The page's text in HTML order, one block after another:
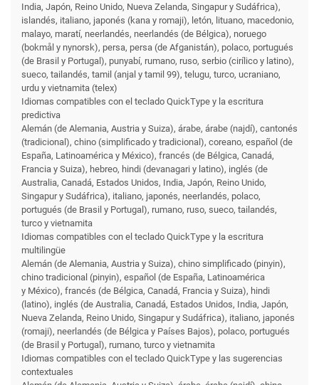
India, Japón, Reino Unido, Nueva Zelanda, Singapur y Sudáfrica),
islandés, italiano, japonés (kana y romaji), letón, lituano, macedonio,
malayo, maratí, neerlandés, neerlandés (de Bélgica), noruego
(bokmål y nynorsk), persa, persa (de Afganistán), polaco, portugués
(de Brasil y Portugal), punyabí, rumano, ruso, serbio (cirílico y latino),
sueco, tailandés, tamil (anjal y tamil 99), telugu, turco, ucraniano,
urdu y vietnamita (telex)
Idiomas compatibles con el teclado QuickType y la escritura
predictiva
Alemán (de Alemania, Austria y Suiza), árabe, árabe (najdí), cantonés
(tradicional), chino (simplificado y tradicional), coreano, español (de
España, Latinoamérica y México), francés (de Bélgica, Canadá,
Francia y Suiza), hebreo, hindi (devanagari y latino), inglés (de
Australia, Canadá, Estados Unidos, India, Japón, Reino Unido,
Singapur y Sudáfrica), italiano, japonés, neerlandés, polaco,
portugués (de Brasil y Portugal), rumano, ruso, sueco, tailandés,
turco y vietnamita
Idiomas compatibles con el teclado QuickType y la escritura
multilingüe
Alemán (de Alemania, Austria y Suiza), chino simplificado (pinyin),
chino tradicional (pinyin), español (de España, Latinoamérica
y México), francés (de Bélgica, Canadá, Francia y Suiza), hindi
(latino), inglés (de Australia, Canadá, Estados Unidos, India, Japón,
Nueva Zelanda, Reino Unido, Singapur y Sudáfrica), italiano, japonés
(romaji), neerlandés (de Bélgica y Países Bajos), polaco, portugués
(de Brasil y Portugal), rumano, turco y vietnamita
Idiomas compatibles con el teclado QuickType y las sugerencias
contextuales